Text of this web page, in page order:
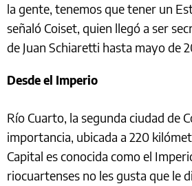
la gente, tenemos que tener un
señaló Coiset, quien llegó a ser
de Juan Schiaretti hasta mayo de
Desde el Imperio
Río Cuarto, la segunda ciudad de
importancia, ubicada a 220
Capital es conocida como el
riocuartenses no les gusta que le